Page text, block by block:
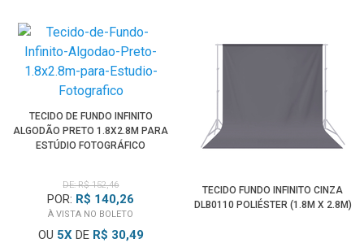
TECIDO DE FUNDO INFINITO
ALGODÃO PRETO 1.8X2.8M PARA
ESTÚDIO FOTOGRÁFICO
DE: R$ 152,46
POR: R$ 140,26
À VISTA NO BOLETO
OU 5XDE R$ 30,49
TECIDO FUNDO INFINITO CINZA
DLB0110 POLIÉSTER (1.8M X 2.8M)